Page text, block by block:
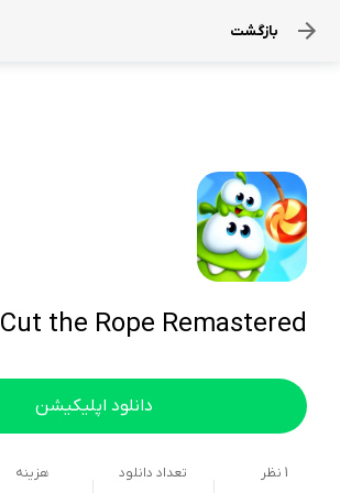
بازگشت
Cut the Rope Remastered
دانلود اپلیکیشن
1 نظر تعداد دانلود هزینه